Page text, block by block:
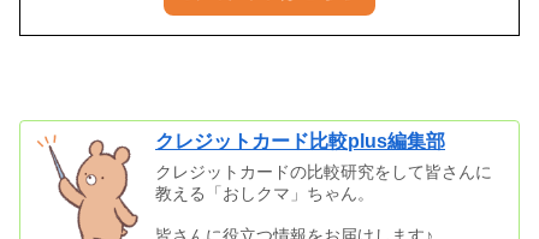
クレジットカード比較plus編集部
クレジットカードの比較研究をして皆さんに
教える「おしクマ」ちゃん。